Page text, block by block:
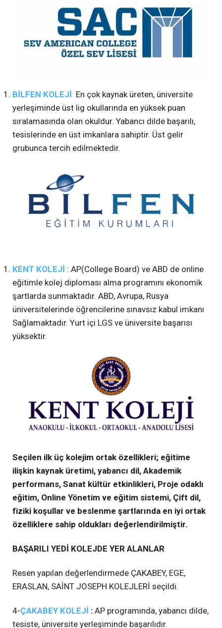
BİLFEN KOLEJİ: En çok kaynak üreten, üniversite
yerleşiminde üst lig okullarında en yüksek puan
sıralamasında olan okuldur. Yabancı dilde başarılı,
tesislerinde en üst imkanlara sahiptir. Üst gelir
grubunca tercih edilmektedir.
KENT KOLEJİ : AP(College Board) ve ABD de online
eğitimle kolej diploması alma programını ekonomik
şartlarda sunmaktadır. ABD, Avrupa, Rusya
üniversitelerinde öğrencilerine sınavsız kabul imkanı
Sağlamaktadır. Yurt içi LGS ve üniversite başarısı
yüksektir.
Seçilen ilk üç kolejim ortak özellikleri; eğitime
ilişkin kaynak üretimi, yabancı dil, Akademik
performans, Sanat kültür etkinlikleri, Proje odaklı
eğitim, Online Yönetim ve eğitim sistemi, Çift dil,
fiziki koşullar ve beslenme şartlarında en iyi ortak
özelliklere sahip oldukları değerlendirilmiştir.
BAŞARILI YEDİ KOLEJDE YER ALANLAR
Resen yapılan değerlendirmede ÇAKABEY, EGE,
ERASLAN, SAİNT JOSEPH KOLEJLERİ seçildi.
4-ÇAKABEY KOLEJİ : AP programında, yabancı dilde,
tesiste, üniversite yerleşiminde başarılıdır.